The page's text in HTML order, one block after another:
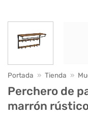
Portada » Tienda »
Perchero de
marrón